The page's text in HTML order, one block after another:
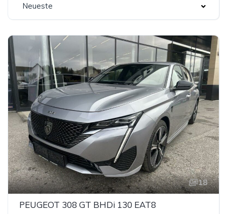
Neueste
18
PEUGEOT 308 GT BHDi 130 EAT8